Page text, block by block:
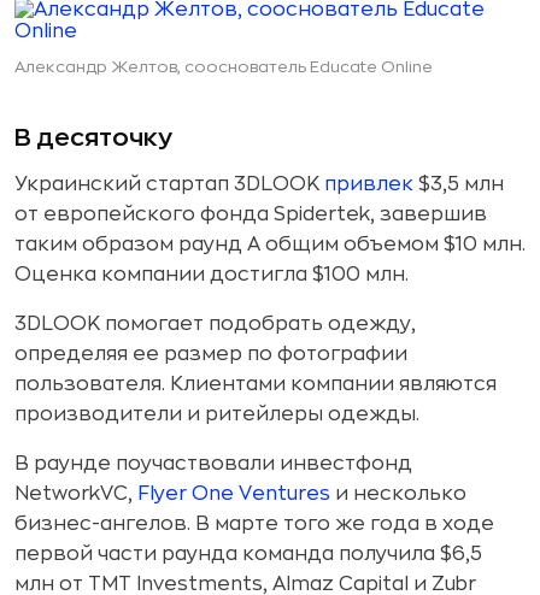
Александр Желтов, сооснователь Educate Online
В десяточку
Украинский стартап 3DLOOK привлек $3,5 млн
от европейского фонда Spidertek, завершив
таким образом раунд А общим объемом $10 млн.
Оценка компании достигла $100 млн.
3DLOOK помогает подобрать одежду,
определяя ее размер по фотографии
пользователя. Клиентами компании являются
производители и ритейлеры одежды.
В раунде поучаствовали инвестфонд
NetworkVC, Flyer One Ventures и несколько
бизнес-ангелов. В марте того же года в ходе
первой части раунда команда получила $6,5
млн от TMT Investments, Almaz Capital и Zubr